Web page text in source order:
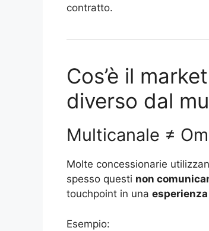
contratto.
Cos’è il
diverso dal
Multicanale ≠
Molte concessionarie
spesso questi non
touchpoint in una
Esempio: